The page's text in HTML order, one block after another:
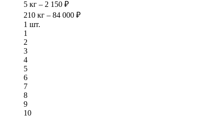
5 кг – 2 150 ₽
210 кг – 84 000 ₽
1 шт.
1
2
3
4
5
6
7
8
9
10